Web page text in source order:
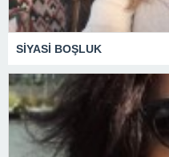
SİYASİ BOŞLUK